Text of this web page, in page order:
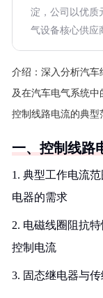
淀，公司以优质
气设备核心供应
介绍： 深入分析汽车
及在汽车电气系统
控制线路电流的典型
一、控制线路
1. 典型工作电流
电器的需求
2. 电磁线圈阻抗
控制电流
3. 固态继电器与